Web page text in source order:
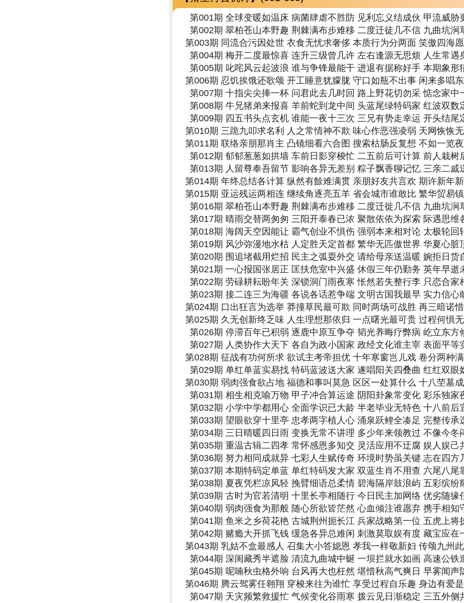
第001期 全球变暖如温床 病菌肆虐不胜防 见利忘义结成伙 甲流威胁
第002期 翠柏苍山本野趣 荆棘满布步难移 二度迁徒几不信 九曲坑涧
第003期 同流合污因处世 衣食无忧求奢侈 本质行为分两面 笑傲四海愿
第004期 梅开二度最惊喜 连升三级曾几许 左右逢源无思烦 人生常遇
第005期 叱咤风云起波浪 谁与争锋最能干 进退有据称好手 本期象形
第006期 忍饥挨饿还歌颂 开工睡意犹朦胧 守口如瓶不出事 闲来多唱东
第007期 十指尖尖捧一杯 问君此去几时回 路上野花切勿采 惦念家中
第008期 牛兄猪弟来报喜 羊前蛇到龙中间 头蓝尾绿特码家 红波双数
第009期 四五书头点玄机 谁能一夜十三次 三兄有势走幸运 开头结尾
第010期 三跪九叩求名利 人之常情神不欺 味心作恶强凌弱 天网恢恢无
第011期 联络亲朋那肖主 凸镜细看六合图 搜索枯肠反复想 不如一览夜
第012期 郁郁葱葱如拱墙 车前日影穿梭忙 二五前后可计算 前人栽树
第013期 人留尊奉吾留节 影响各异无差别 粽子飘香聊记忆 三亲二戚
第014期 年终总结各计算 纵然有餘难满贯 亲朋好友共言欢 期许新年新
第015期 亚运残运两相连 继续角逐亮五羊 省会城市谁敢比 繁华贸易镇
第016期 翠柏苍山本野趣 荆棘满布步难移 二度迁徙几不信 九曲坑涧
第017期 晴雨交替两匆匆 三阳开泰春已浓 聚散依依为探索 际遇思维
第018期 海阔天空因能让 霸气创业不惧伤 强弱本来相对论 太极轮回
第019期 风沙弥漫地水枯 人定胜天定首都 繁华无匹傲世界 华夏心脏
第020期 围追堵截用烂招 民主之弧耍外交 请给母亲送温暖 婉拒日货
第021期 一心报国张居正 匡扶危室中兴盛 休假三年仍勤务 英年早逝
第022期 劳碌耕耘盼年关 深锁洞门雨夜寒 怅然若失整行李 只恋合家
第023期 接二连三为海疆 各说各话惹争端 文明古国我最早 实力信心
第024期 口出狂言为选举 莽撞草民最可欺 同时两场可战胜 再三暗诺惜
第025期 久无创新终乏味 人生理想那依归 一点曙光最可贵 过程何惧无
第026期 停滞百年已积弱 逐鹿中原互争夺 韬光养晦疗弊病 屹立东方
第027期 人类协作大天下 各自为政小国家 政经文化谁主宰 表面平等
第028期 征战有功何所求 欲试主考帝担优 十年寒窗岂儿戏 卷分两种满
第029期 单红单蓝实易找 特码蓝波送大家 遂唱阳关四叠曲 红红双眼
第030期 弱肉强食欲占地 福德和事叫莫急 区区一处算什么 十八茔墓成
第031期 相生相克喻万物 甲子冲合算运途 阴阳卦象常变化 彩乐独家
第032期 小学中学都用心 全面学识已大龄 半老毕业无特色 十八前后
第033期 望眼欲穿十里亭 忠孝两字植人心 涌泉跃鲤全凑足 完整传承
第034期 三日晴暖四日雨 变换无常不讲理 多少年来领教过 不像今冬
第035期 重温古辑二四孝 常怀感恩多知交 灵活应用不迂腐 娱人娱己
第036期 努力相同成就异 七彩人生赋传奇 环境时势虽关键 志在四方
第037期 本期特码定单蓝 单红特码发大家 双蓝生肖不用查 六尾八尾
第038期 夏夜凭栏凉风轻 挽臂细语总柔情 碧海隔岸鼓浪屿 五彩缤纷
第039期 古时为官若清明 十里长亭相随行 今日民主加网络 优劣随缘
第040期 弱肉强食为那般 随心所欲皆茫然 心血倾注谁愿弃 携手相知
第041期 鱼米之乡荷花艳 古城荆州扼长江 兵家战略第一位 五虎上将
第042期 赌瘾大开抓飞钱 缓急各异总难闲 刺激莫取娱有度 藏宝应在
第043期 乳姑不盒最感人 召集大小答媳恩 孝我一样敬新妇 传颂九州此
第044期 深闺藏秀半遮脸 清流九曲城中蜒 一坝拦就水如画 高速公铁
第045期 呢喃秋虫格外响 台风再大也枉然 堪惜秋高气爽日 早雾闻声
第046期 腾云驾雾任翱翔 穿梭来往为谁忙 享受过程自乐趣 身边有爱是
第047期 天灾频繁救援忙 气候变化谷雨寒 拨云见日渐稳定 三五外侧